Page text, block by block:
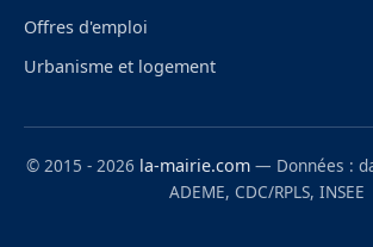
Offres d'emploi
Urbanisme et logement
© 2015 - 2026 la-mairie.com — Données :
ADEME, CDC/RPLS, INSEE